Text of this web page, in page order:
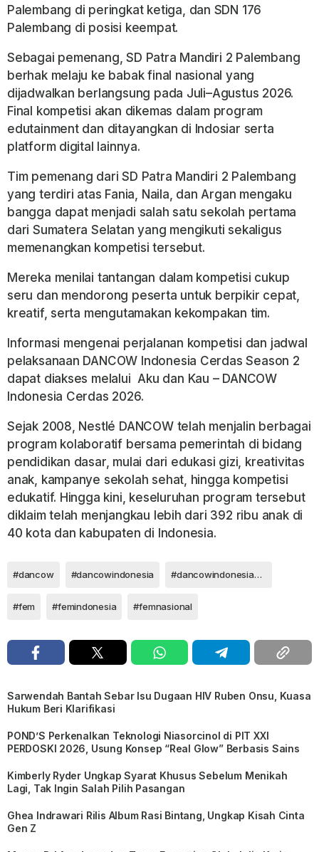
Palembang di peringkat ketiga, dan SDN 176
Palembang di posisi keempat.
Sebagai pemenang, SD Patra Mandiri 2 Palembang
berhak melaju ke babak final nasional yang
dijadwalkan berlangsung pada Juli–Agustus 2026.
Final kompetisi akan dikemas dalam program
edutainment dan ditayangkan di Indosiar serta
platform digital lainnya.
Tim pemenang dari SD Patra Mandiri 2 Palembang
yang terdiri atas Fania, Naila, dan Argan mengaku
bangga dapat menjadi salah satu sekolah pertama
dari Sumatera Selatan yang mengikuti sekaligus
memenangkan kompetisi tersebut.
Mereka menilai tantangan dalam kompetisi cukup
seru dan mendorong peserta untuk berpikir cepat,
kreatif, serta mengutamakan kekompakan tim.
Informasi mengenai perjalanan kompetisi dan jadwal
pelaksanaan DANCOW Indonesia Cerdas Season 2
dapat diakses melalui Aku dan Kau – DANCOW
Indonesia Cerdas 2026.
Sejak 2008, Nestlé DANCOW telah menjalin berbagai
program kolaboratif bersama pemerintah di bidang
pendidikan dasar, mulai dari edukasi gizi, kreativitas
anak, kampanye sekolah sehat, hingga kompetisi
edukatif. Hingga kini, keseluruhan program tersebut
diklaim telah menjangkau lebih dari 392 ribu anak di
40 kota dan kabupaten di Indonesia.
#dancow #dancowindonesia #dancowindonesiacerdas
#fem #femindonesia #femnasional
Sarwendah Bantah Sebar Isu Dugaan HIV Ruben Onsu, Kuasa
Hukum Beri Klarifikasi
POND’S Perkenalkan Teknologi Niasorcinol di PIT XXI
PERDOSKI 2026, Usung Konsep “Real Glow” Berbasis Sains
Kimberly Ryder Ungkap Syarat Khusus Sebelum Menikah
Lagi, Tak Ingin Salah Pilih Pasangan
Ghea Indrawari Rilis Album Rasi Bintang, Ungkap Kisah Cinta
Gen Z